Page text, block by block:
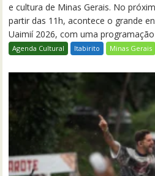
e cultura de Minas Gerais. No
partir das 11h, acontece o grande
Uaimií 2026, com uma
Agenda Cultural Itabirito Minas Gerais